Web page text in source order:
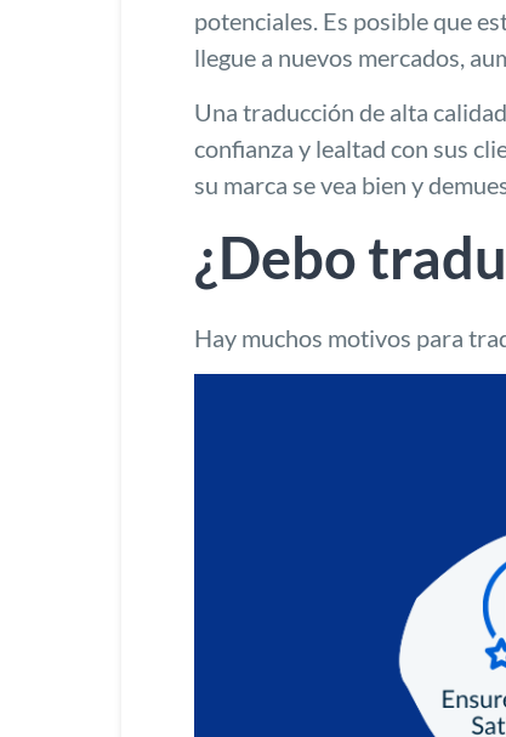
potenciales. Es posible que
llegue a nuevos mercados,
Una traducción de alta
confianza y lealtad con sus
su marca se vea bien y
¿Debo
Hay muchos motivos para